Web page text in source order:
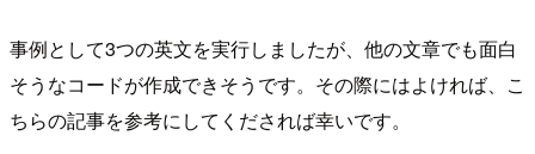
事例として3つの英文を実行しましたが、他の文章でも面白
そうなコードが作成できそうです。その際にはよければ、こ
ちらの記事を参考にしてくだされば幸いです。